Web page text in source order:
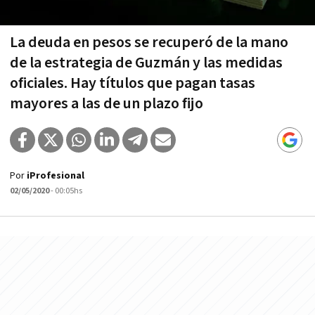
La deuda en pesos se recuperó de la mano
de la estrategia de Guzmán y las medidas
oficiales. Hay títulos que pagan tasas
mayores a las de un plazo fijo
Por iProfesional
02/05/2020- 00:05hs